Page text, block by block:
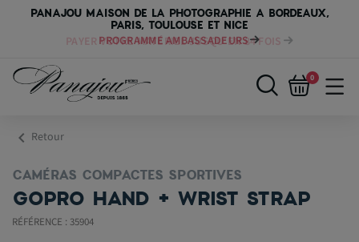
PANAJOU MAISON DE LA PHOTOGRAPHIE A BORDEAUX,
PARIS, TOULOUSE ET NICE
PAYER VOTRE MATÉRIEL JUSQU'EN 84 FOIS
0
chevron_left Retour
CAMÉRAS COMPACTES SPORTIVES
GOPRO HAND + WRIST STRAP
RÉFÉRENCE : 35904